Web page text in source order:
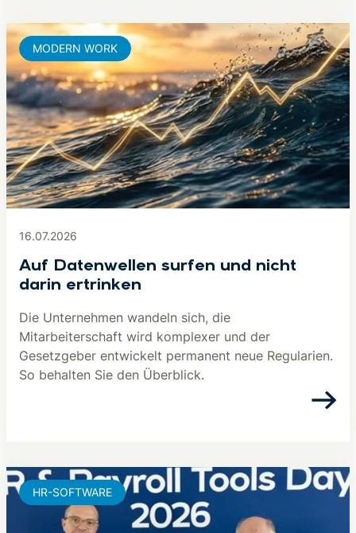
16.07.2026
Auf Datenwellen surfen und nicht
darin ertrinken
Die Unternehmen wandeln sich, die
Mitarbeiterschaft wird komplexer und der
Gesetzgeber entwickelt permanent neue Regularien.
So behalten Sie den Überblick.
MODERN WORK
HR-SOFTWARE